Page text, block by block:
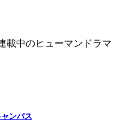
中のヒューマンドラマ
ンパス